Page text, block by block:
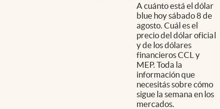
A cuánto está el dólar
blue hoy sábado 8 de
agosto. Cuál es el
precio del dólar oficial
y de los dólares
financieros CCL y
MEP. Toda la
información que
necesitás sobre cómo
sigue la semana en los
mercados.